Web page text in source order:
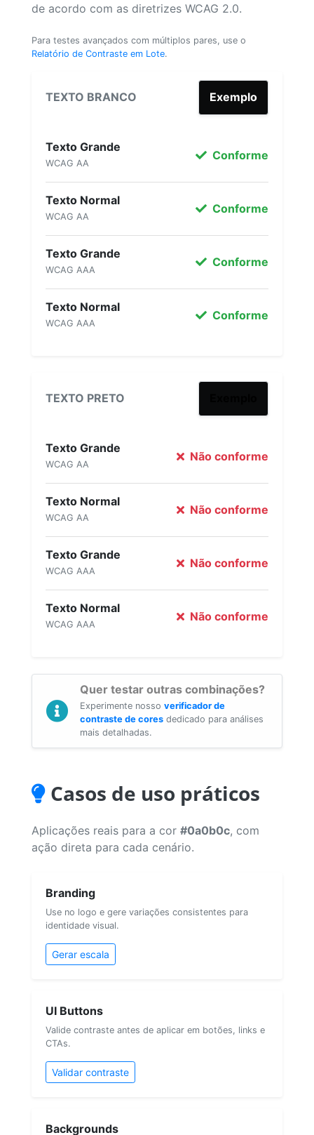
de acordo com as diretrizes WCAG 2.0.
Para testes avançados com múltiplos pares, use o
Relatório de Contraste em Lote.
TEXTO BRANCO Exemplo
Texto Grande
WCAG AA
Conforme
Texto Normal
WCAG AA
Conforme
Texto Grande
WCAG AAA
Conforme
Texto Normal
WCAG AAA
Conforme
TEXTO PRETO
Texto Grande
WCAG AA
Não conforme
Texto Normal
WCAG AA
Não conforme
Texto Grande
WCAG AAA
Não conforme
Texto Normal
WCAG AAA
Não conforme
Quer testar outras combinações?
Experimente nosso verificador de
contraste de cores dedicado para análises
mais detalhadas.
Casos de uso práticos
Aplicações reais para a cor #0a0b0c, com
ação direta para cada cenário.
Branding
Use no logo e gere variações consistentes para
identidade visual.
Gerar escala
UI Buttons
Valide contraste antes de aplicar em botões, links e
CTAs.
Validar contraste
Backgrounds